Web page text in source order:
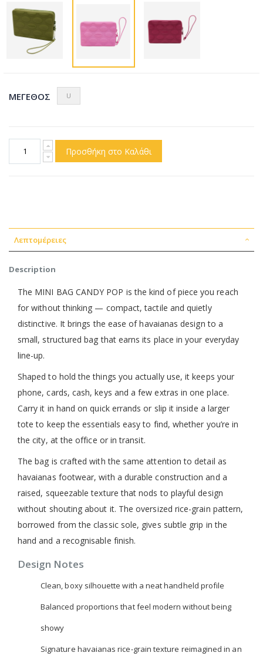
ΜΈΓΕΘΟΣ U
Προσθήκη στο Καλάθι
Λεπτομέρειες
Description
The MINI BAG CANDY POP is the kind of piece you reach
for without thinking — compact, tactile and quietly
distinctive. It brings the ease of havaianas design to a
small, structured bag that earns its place in your everyday
line-up.
Shaped to hold the things you actually use, it keeps your
phone, cards, cash, keys and a few extras in one place.
Carry it in hand on quick errands or slip it inside a larger
tote to keep the essentials easy to find, whether you’re in
the city, at the office or in transit.
The bag is crafted with the same attention to detail as
havaianas footwear, with a durable construction and a
raised, squeezable texture that nods to playful design
without shouting about it. The oversized rice-grain pattern,
borrowed from the classic sole, gives subtle grip in the
hand and a recognisable finish.
Design Notes
Clean, boxy silhouette with a neat handheld profile
Balanced proportions that feel modern without being
showy
Signature havaianas rice-grain texture reimagined in an